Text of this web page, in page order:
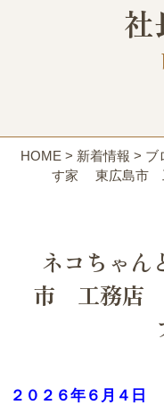
社
HOME > 新着情報 > ブ
す家 東広島市
ネコちゃ
市 工務店
２０２６年６月４日